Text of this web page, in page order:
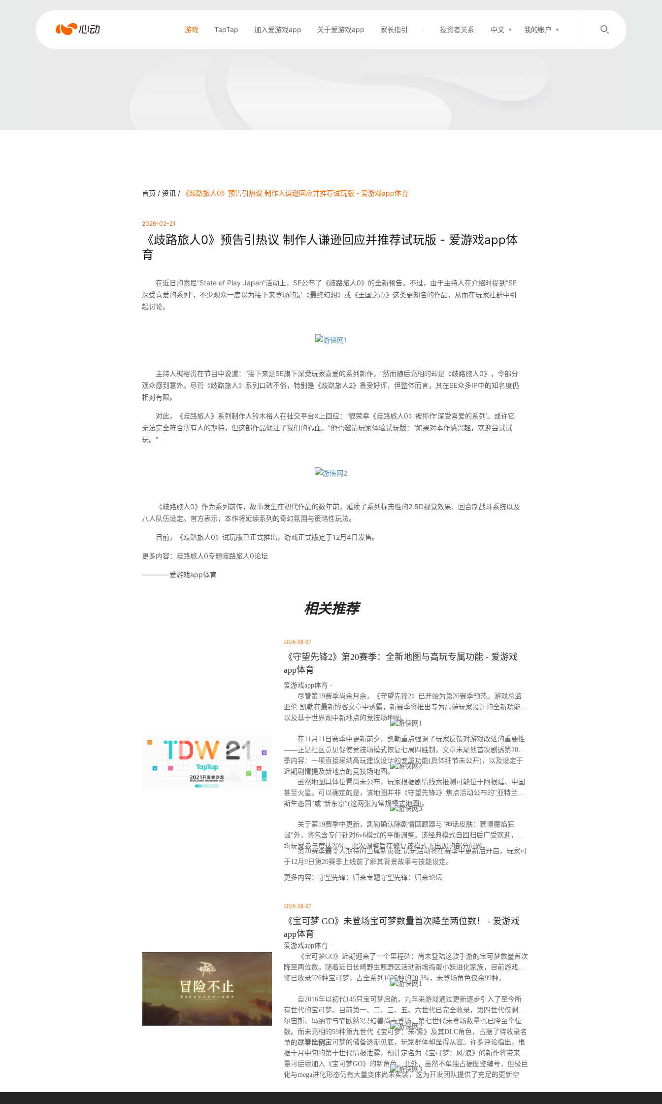
爱
游戏 TapTap 加入爱游戏app 关于爱游戏app 家长指引 投资者关系 中文 我的账户
/
首页 / 资讯 / 《歧路旅人0》预告引热议 制作人谦逊回应并推荐试玩版 - 爱游戏app体育
2026-02-21
《歧路旅人0》预告引热议 制作人谦逊回应并推荐试玩版 - 爱游戏app体
育
在近日的索尼“State of Play Japan”活动上，SE公布了《歧路旅人0》的全新预告。不过，由于主持人在介绍时提到“SE
深受喜爱的系列”，不少观众一度以为接下来登场的是《最终幻想》或《王国之心》这类更知名的作品，从而在玩家社群中引
起讨论。
主持人梶裕贵在节目中说道：“接下来是SE旗下深受玩家喜爱的系列新作。”然而随后亮相的却是《歧路旅人0》，令部分
观众感到意外。尽管《歧路旅人》系列口碑不俗，特别是《歧路旅人2》备受好评，但整体而言，其在SE众多IP中的知名度仍
相对有限。
对此，《歧路旅人》系列制作人铃木裕人在社交平台X上回应：“很荣幸《歧路旅人0》被称作‘深受喜爱的系列’。或许它
无法完全符合所有人的期待，但这部作品倾注了我们的心血。”他也邀请玩家体验试玩版：“如果对本作感兴趣，欢迎尝试试
玩。”
《歧路旅人0》作为系列前传，故事发生在初代作品的数年前，延续了系列标志性的2.5D视觉效果、回合制战斗系统以及
八人队伍设定。官方表示，本作将延续系列的奇幻氛围与策略性玩法。
目前，《歧路旅人0》试玩版已正式推出，游戏正式版定于12月4日发售。
更多内容：歧路旅人0专题歧路旅人0论坛
————爱游戏app体育
相关推荐
2026-08-07
《守望先锋2》第20赛季：全新地图与高玩专属功能 - 爱游戏
app体育
爱游戏app体育 -
尽管第19赛季尚余月余，《守望先锋2》已开始为第20赛季预热。游戏总监
亚伦·凯勒在最新博客文章中透露，新赛季将推出专为高端玩家设计的全新功能，
以及基于世界观中新地点的竞技场地图。
在11月11日赛季中更新前夕，凯勒重点强调了玩家反馈对游戏改进的重要性
——正是社区意见促使竞技场模式恢复七局四胜制。文章末尾他首次剧透第20赛
季内容：一项直接采纳高玩建议设计的专属功能(具体细节未公开)，以及设定于
近期剧情提及新地点的竞技场地图。
虽然地图具体位置尚未公布，玩家根据剧情线索推测可能位于阿根廷、中国
甚至火星。可以确定的是，该地图并非《守望先锋2》焦点活动公布的"亚特兰蒂
斯生态园"或"新东京"(这两张为常规模式地图)。
关于第19赛季中更新，凯勒确认除剧情回顾器与"神话皮肤：赛博魔焰狂
鼠"外，将包含专门针对6v6模式的平衡调整。该经典模式自回归后广受欢迎，日
均玩家参与度达20%。此次调整旨在修复该模式下出现的部分问题。
第20赛季最令人期待的当属新英雄,试玩活动将在赛季中更新后开启，玩家可
于12月9日第20赛季上线前了解其背景故事与技能设定。
更多内容：守望先锋：归来专题守望先锋：归来论坛
2026-08-07
《宝可梦 GO》未登场宝可梦数量首次降至两位数！ - 爱游戏
app体育
爱游戏app体育 -
《宝可梦GO》近期迎来了一个里程碑：尚未登陆这款手游的宝可梦数量首次
降至两位数。随着近日长崎野生原野区活动新增捣蛋小妖进化家族，目前游戏图
鉴已收录926种宝可梦，占全系列1025种的90.3%，未登场角色仅余99种。
自2016年以初代145只宝可梦启航，九年来游戏通过更新逐步引入了至今所
有世代的宝可梦。目前第一、二、三、五、六世代已完全收录，第四世代仅剩阿
尔宙斯、玛纳霏与霏欧纳3只幻兽尚未登场，第七世代未登场数量也已降至个位
数。而未亮相的59种第九世代《宝可梦：朱/紫》及其DLC角色，占据了待收录名
单的过半比例。
尽管全新宝可梦的储备逐渐见底，玩家群体却显得从容。许多评论指出，根
据十月中旬的第十世代情报泄露，预计定名为《宝可梦：风/浪》的新作将带来大
量可后续加入《宝可梦GO》的新角色。此外，虽然不单独占据图鉴编号，但极巨
化与mega进化形态仍有大量变体尚未实装，这为开发团队提供了充足的更新空